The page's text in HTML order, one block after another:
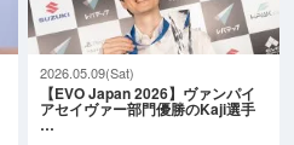
2026.05.09(Sat)
【EVO Japan 2026】ヴァンパイ
アセイヴァー部門優勝のKaji選手
…